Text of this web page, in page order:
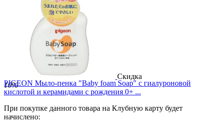
Скидка
10%
PIGEON Мыло-пенка "Baby foam Soap" с гиалуроновой
кислотой и керамидами с рождения 0+ ...
При покупке данного товара на Клубную карту будет
начислено: